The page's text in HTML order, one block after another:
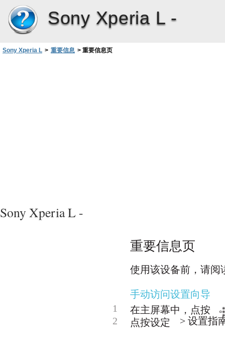
Sony Xperia L -
Sony Xperia L > 重要信息 > 重要信息页
Sony Xperia L -
重要信息页
使用该设备前，请阅
手动访问设置向导
1
在主屏幕中，点按
2
点按设定 > 设置指